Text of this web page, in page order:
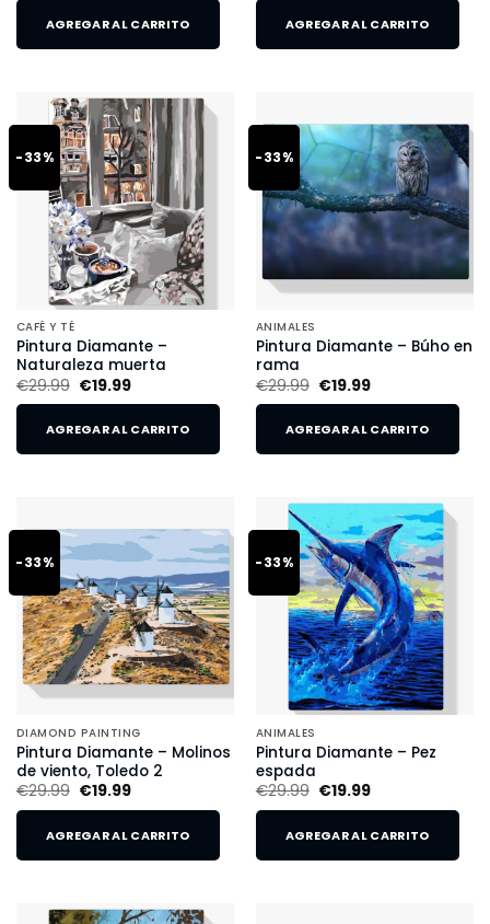
AGREGAR AL CARRITO AGREGAR AL CARRITO
-33%
CAFÉ Y TÉ
Pintura Diamante –
Naturaleza muerta
€29.99 €19.99
AGREGAR AL CARRITO
-33%
ANIMALES
Pintura Diamante – Búho en
rama
€29.99 €19.99
AGREGAR AL CARRITO
-33%
DIAMOND PAINTING
Pintura Diamante – Molinos
de viento, Toledo 2
€29.99 €19.99
AGREGAR AL CARRITO
-33%
ANIMALES
Pintura Diamante – Pez
espada
€29.99 €19.99
AGREGAR AL CARRITO